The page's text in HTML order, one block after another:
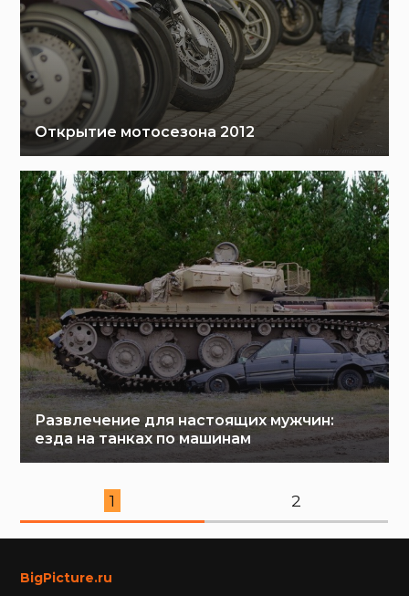
Открытие мотосезона 2012
Развлечение для настоящих мужчин:
езда на танках по машинам
1 2
BigPicture.ru